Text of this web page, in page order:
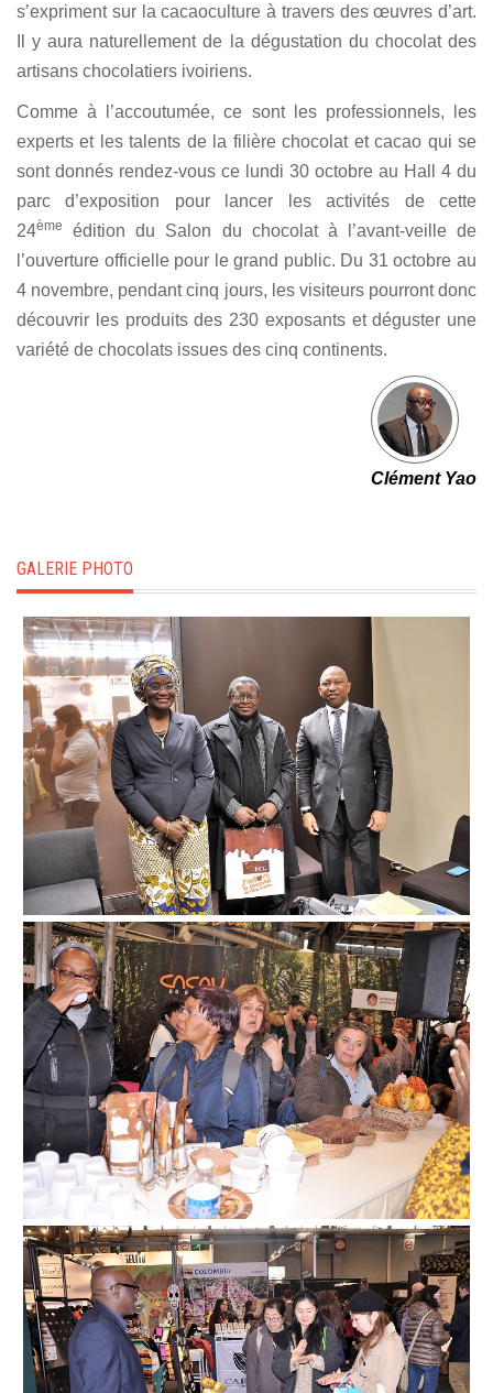
s’expriment sur la cacaoculture à travers des œuvres d’art.
Il y aura naturellement de la dégustation du chocolat des
artisans chocolatiers ivoiriens.
Comme à l’accoutumée, ce sont les professionnels, les
experts et les talents de la filière chocolat et cacao qui se
sont donnés rendez-vous ce lundi 30 octobre au Hall 4 du
parc d’exposition pour lancer les activités de cette
24ème
édition du Salon du chocolat à l’avant-veille de
l’ouverture officielle pour le grand public. Du 31 octobre au
4 novembre, pendant cinq jours, les visiteurs pourront donc
découvrir les produits des 230 exposants et déguster une
variété de chocolats issues des cinq continents.
Clément Yao
GALERIE PHOTO